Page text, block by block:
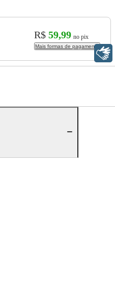
R$ 59,99 no pix
Mais formas de pagamento
Libras